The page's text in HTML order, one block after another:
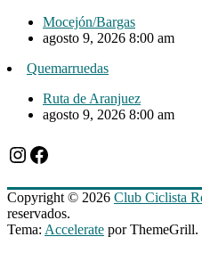
Mocejón/Bargas
agosto 9, 2026 8:00 am
Quemarruedas
Ruta de Aranjuez
agosto 9, 2026 8:00 am
Instagram
Facebook
Copyright © 2026 Club Ciclista
reservados.
Tema: Accelerate por ThemeGrill.